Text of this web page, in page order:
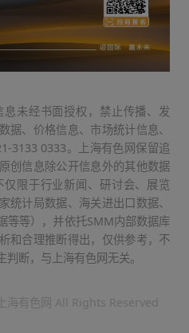
未经书面授权，禁止传播、发
据、价格信息、市场统计信息、
3133 0333。上海有色网保留追
创信息除公开信息外的其他数据
限于行业新闻、研讨会、展览
统计局数据、海关进出口数据、
等等），并依托SMM内部数据库
和合理推断得出，仅供参考，不
断，与上海有色网无关。
有色网 All Rights Reserved